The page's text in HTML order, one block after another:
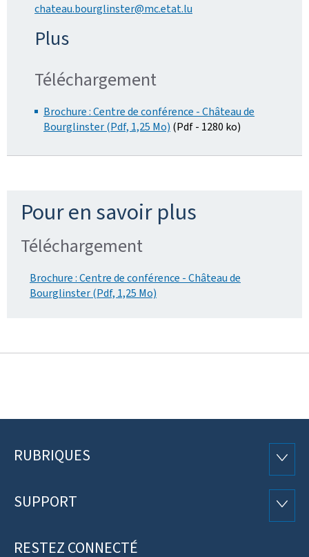
chateau.bourglinster@mc.etat.lu
Plus
Téléchargement
Brochure : Centre de conférence - Château de
Bourglinster (Pdf, 1,25 Mo) (Pdf - 1280 ko)
Pour en savoir plus
Téléchargement
Brochure : Centre de conférence - Château de
Bourglinster (Pdf, 1,25 Mo)
Pied
page
RUBRIQUES
SUPPORT
RESTEZ CONNECTÉ